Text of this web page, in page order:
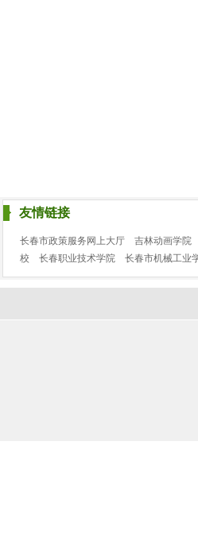
友情链接
长春市政策服务网上大厅 吉林动画学院
校
长春职业技术学院 长春市机械工业